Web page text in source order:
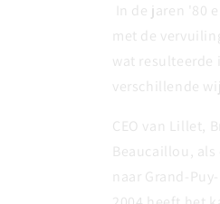
In de jaren '80
met de
wat resulteerde
verschillende
CEO van Lillet,
Beaucaillou,
naar Grand-